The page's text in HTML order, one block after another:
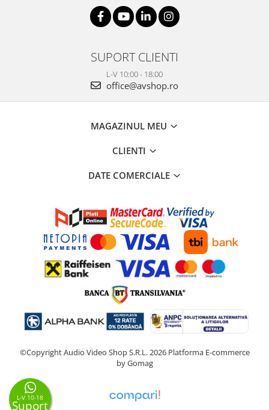
SUPORT CLIENTI
L-V 10:00 - 18:00
office@avshop.ro
MAGAZINUL MEU
CLIENTI
DATE COMERCIALE
©Copyright Audio Video Shop S.R.L. 2026 Platforma E-commerce
by Gomag
L-V 10-18
Suport